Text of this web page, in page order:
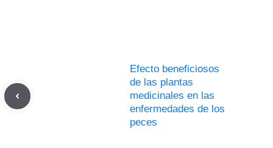
Efecto beneficiosos
de las plantas
medicinales en las
enfermedades de los
peces